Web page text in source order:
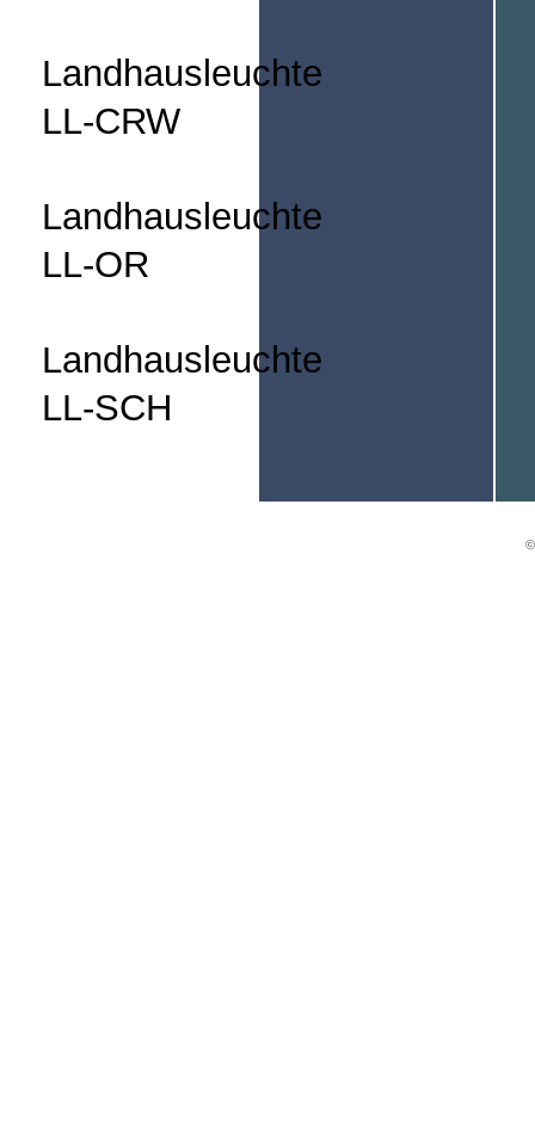
Landhausleuchte
LL-CRW
Landhausleuchte
LL-OR
Landhausleuchte
LL-SCH
©